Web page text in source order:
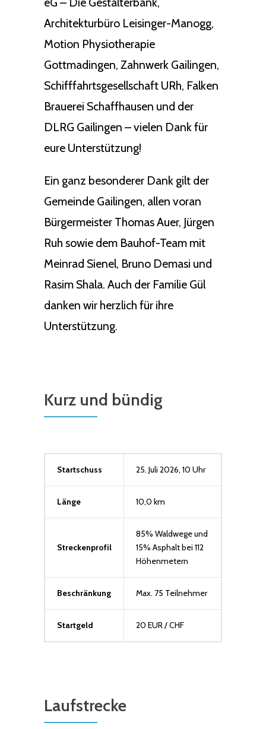
Architekturbüro Leisinger-Manogg,
Motion Physiotherapie
Gottmadingen, Zahnwerk Gailingen,
Schifffahrtsgesellschaft URh, Falken
Brauerei Schaffhausen und der
DLRG Gailingen – vielen Dank für
eure Unterstützung!
Ein ganz besonderer Dank gilt der
Gemeinde Gailingen, allen voran
Bürgermeister Thomas Auer, Jürgen
Ruh sowie dem Bauhof-Team mit
Meinrad Sienel, Bruno Demasi und
Rasim Shala. Auch der Familie Gül
danken wir herzlich für ihre
Unterstützung.
Kurz und bündig
Startschuss 25. Juli 2026, 10 Uhr
Länge 10,0 km
Streckenprofil
85% Waldwege und
15% Asphalt bei 112
Höhenmetern
Beschränkung Max. 75 Teilnehmer
Startgeld 20 EUR / CHF
Laufstrecke